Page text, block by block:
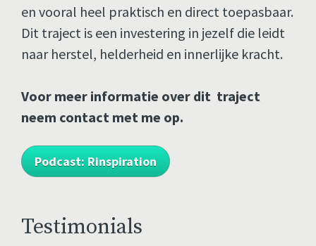
en vooral heel praktisch en direct toepasbaar.
Dit traject is een investering in jezelf die leidt
naar herstel, helderheid en innerlijke kracht.
Voor meer informatie over dit  traject
neem contact met me op.
Podcast: Rinspiration
Testimonials